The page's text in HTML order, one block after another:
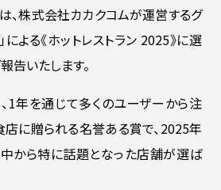
、株式会社カカクコムが運営するグ
による《ホットレストラン 2025》に選
告いたします。
、1年を通じて多くのユーザーから注
に贈られる名誉ある賞で、2025年
から特に話題となった店舗が選ば